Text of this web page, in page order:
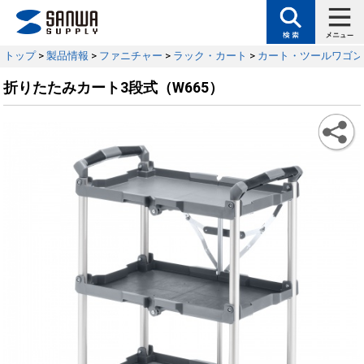
トップ> 製品情報 > ファニチャー > ラック・カート > カート・ツールワゴン
折りたたみカート3段式（W665）